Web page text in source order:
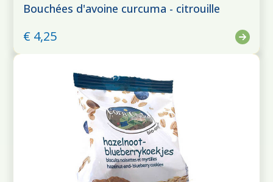
Bouchées d'avoine curcuma - citrouille
€ 4,25